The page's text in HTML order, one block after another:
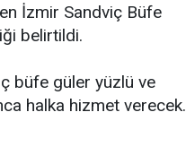
İzmir Sandviç Büfe
belirtildi.
büfe güler yüzlü ve
halka hizmet verecek.